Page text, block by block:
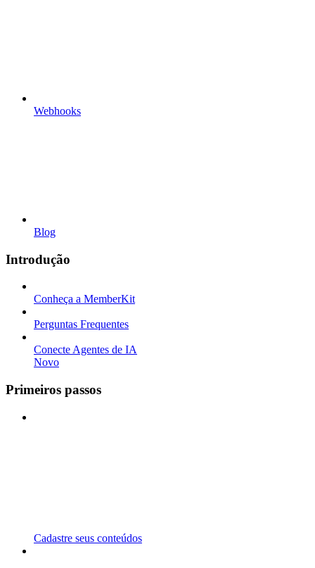
Webhooks
Blog
Introdução
Conheça a MemberKit
Perguntas Frequentes
Conecte Agentes de IA
Novo
Primeiros passos
Cadastre seus conteúdos